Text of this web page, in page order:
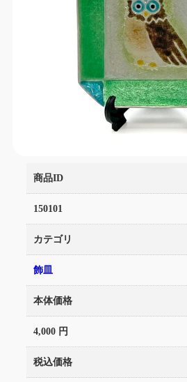
商品ID
150101
カテゴリ
飾皿
本体価格
4,000 円
税込価格